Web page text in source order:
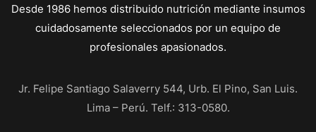
Desde 1986 hemos distribuido nutrición mediante insumos
cuidadosamente seleccionados por un equipo de
profesionales apasionados.
Jr. Felipe Santiago Salaverry 544, Urb. El Pino, San Luis.
Lima – Perú. Telf.: 313-0580.